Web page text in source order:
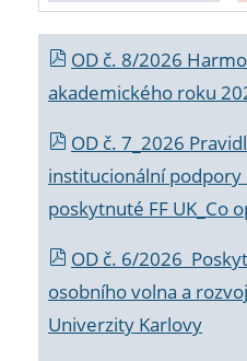
OD č. 8/2026
akademického roku
OD č. 7_2026
institucionální podpory
poskytnuté FF UK_Co
OD č. 6/2026
osobního volna a
Univerzity Karlovy